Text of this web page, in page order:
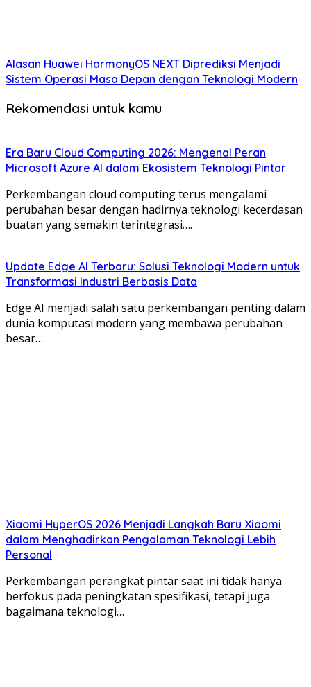
Alasan Huawei HarmonyOS NEXT Diprediksi Menjadi
Sistem Operasi Masa Depan dengan Teknologi Modern
Rekomendasi untuk kamu
Era Baru Cloud Computing 2026: Mengenal Peran
Microsoft Azure AI dalam Ekosistem Teknologi Pintar
Perkembangan cloud computing terus mengalami
perubahan besar dengan hadirnya teknologi kecerdasan
buatan yang semakin terintegrasi….
Update Edge AI Terbaru: Solusi Teknologi Modern untuk
Transformasi Industri Berbasis Data
Edge AI menjadi salah satu perkembangan penting dalam
dunia komputasi modern yang membawa perubahan
besar…
Xiaomi HyperOS 2026 Menjadi Langkah Baru Xiaomi
dalam Menghadirkan Pengalaman Teknologi Lebih
Personal
Perkembangan perangkat pintar saat ini tidak hanya
berfokus pada peningkatan spesifikasi, tetapi juga
bagaimana teknologi…